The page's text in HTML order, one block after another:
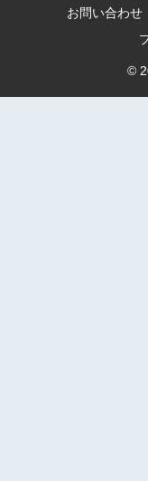
お問い合わせ
©